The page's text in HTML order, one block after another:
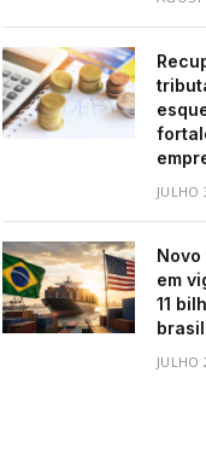
JULHO
Novo
em
11
JULHO